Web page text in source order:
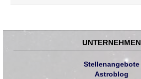
UNTERNEHMEN
Stellenangebote
Astroblog